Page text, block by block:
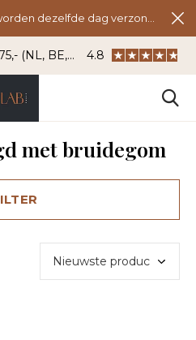
(NL, BE, DU) WhatsApp: 06 -
4.8
met bruidegom